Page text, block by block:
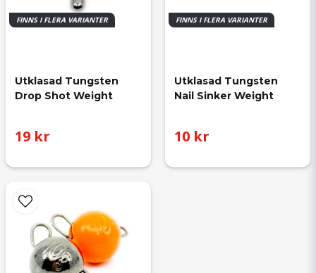
FINNS I FLERA VARIANTER
Utklasad Tungsten
Drop Shot Weight
19 kr
FINNS I FLERA VARIANTER
Utklasad Tungsten
Nail Sinker Weight
10 kr